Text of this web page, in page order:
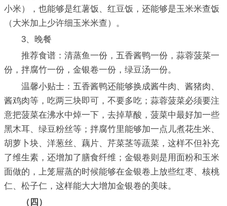
小米），也能够是红薯饭、红豆饭，还能够是玉米米查饭
（大米加上少许细玉米米查）。
3、晚餐
推荐食谱：清蒸鱼一份，五香酱鸭一份，蒜蓉菠菜一
份，拌腐竹一份，金银卷一份，绿豆汤一份。
温馨小贴士：五香酱鸭还能够换成酱牛肉、酱猪肉、
酱鸡肉等，吃两三块即可，不要多吃；蒜蓉菠菜必须要注
意把菠菜在沸水中焯一下，去掉草酸，菠菜中最好加一些
黑木耳、绿豆粉丝等；拌腐竹里能够加一点儿煮花生米、
胡萝卜块、洋葱丝、藕片、芹菜茎等蔬菜，这样不但补充
了维生素，还增加了膳食纤维；金银卷则是用面粉和玉米
面做的，上笼屉蒸的时候能够在金银卷上放些红枣、核桃
仁、松子仁，这样能大大增加金银卷的美味。
（四）